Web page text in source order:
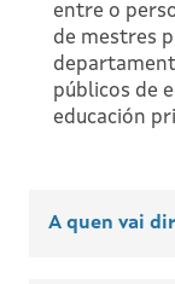
entre o
de mestres
públicos de
educación
A quen vai